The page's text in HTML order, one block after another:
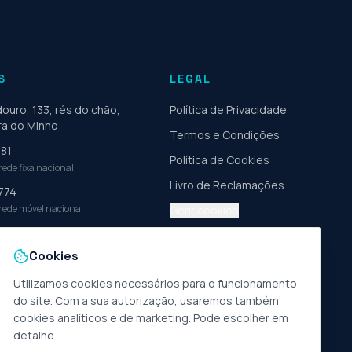
133, rés do chão,
do Minho
fixa nacional
móvel nacional
LEGAL
Política de Privacidade
Termos e Condições
Política de Cookies
Livro de Reclamações
Cookies
Utilizamos cookies necessários para o funcionamento
do site. Com a sua autorização, usaremos também
cookies analíticos e de marketing. Pode escolher em
detalhe.